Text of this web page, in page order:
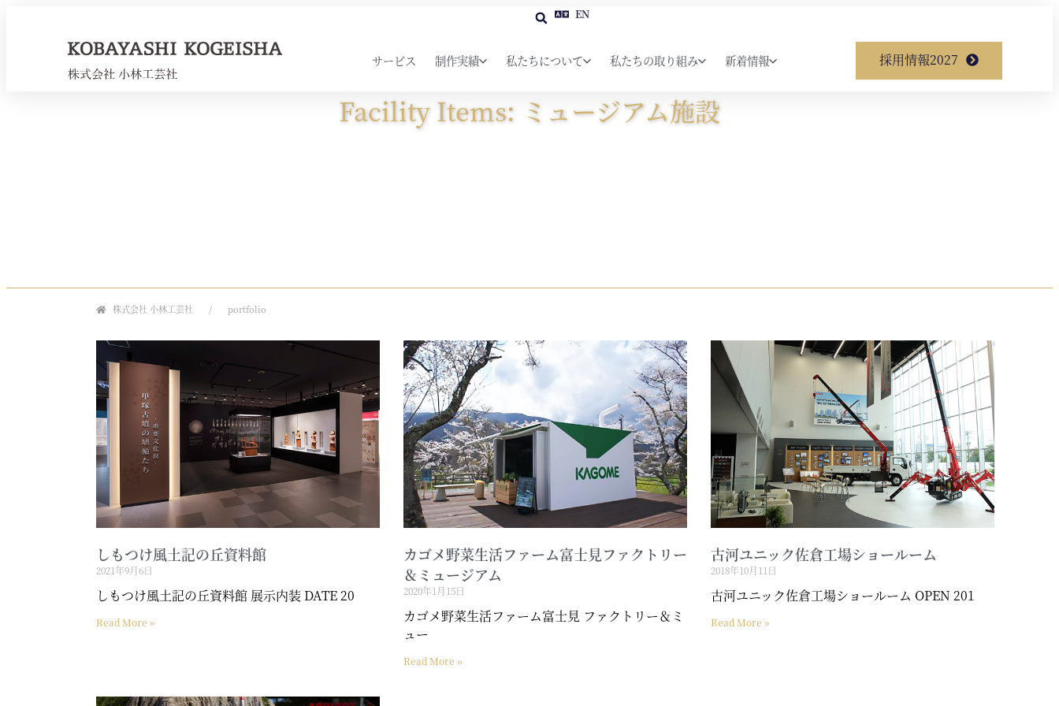
EN
サービス 制作実績 私たちについて 私たちの取り組み 新着情報 採用情報2027
Facility Items: ミュージアム施設
株式会社 小林工芸社 portfolio
しもつけ風土記の丘資料館
2021年9月6日
しもつけ風土記の丘資料館 展示内装 DATE 20
Read More »
カゴメ野菜生活ファーム富士見ファクトリー
＆ミュージアム
2020年1月15日
カゴメ野菜生活ファーム富士見 ファクトリー＆ミ
ュー
Read More »
古河ユニック佐倉工場ショールーム
2018年10月11日
古河ユニック佐倉工場ショールーム OPEN 201
Read More »